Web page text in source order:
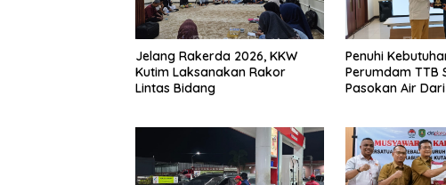
Jelang Rakerda 2026, KKW
Kutim Laksanakan Rakor
Lintas Bidang
Penuhi
Perumdam TTB
Pasokan Air